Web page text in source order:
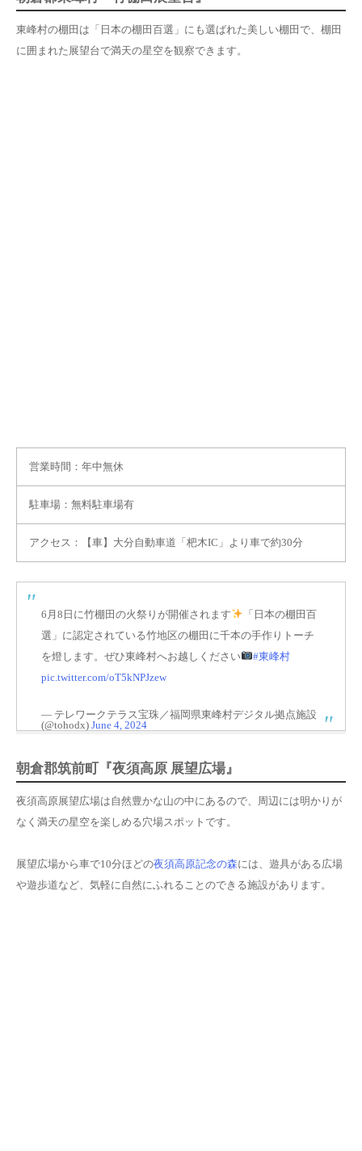
東峰村の棚田は「日本の棚田百選」にも選ばれた美しい棚田で、棚田
に囲まれた展望台で満天の星空を観察できます。
営業時間：年中無休
駐車場：無料駐車場有
アクセス：【車】大分自動車道「杷木IC」より車で約30分
6月8日に竹棚田の火祭りが開催されます
「日本の棚田百
選」に認定されている竹地区の棚田に千本の手作りトーチ
を燈します。ぜひ東峰村へお越しください
#東峰村
pic.twitter.com/oT5kNPJzew
— テレワークテラス宝珠／福岡県東峰村デジタル拠点施設
(@tohodx) June 4, 2024
朝倉郡筑前町『夜須高原 展望広場 』
夜須高原展望広場は自然豊かな山の中にあるので、周辺には明かりが
なく満天の星空を楽しめる穴場スポットです。
展望広場から車で10分ほどの夜須高原記念の森には、遊具がある広場
や遊歩道など、気軽に自然にふれることのできる施設があります。